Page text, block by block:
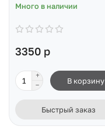
Много в наличии
3350 р
В корзину
Быстрый заказ